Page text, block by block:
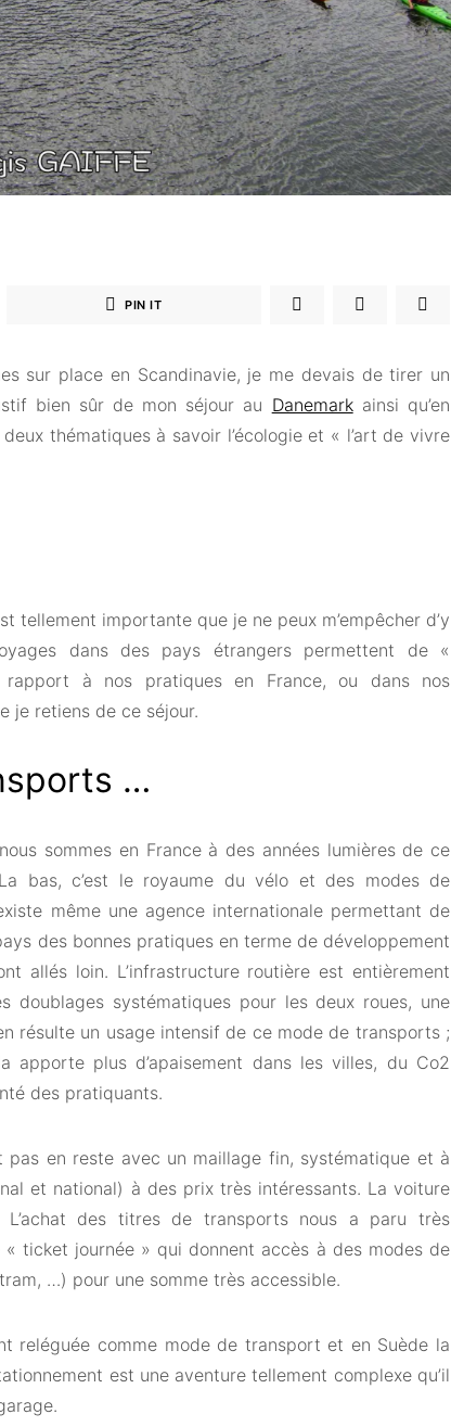
PIN IT
sur place en Scandinavie, je me devais de tirer un
bien sûr de mon séjour au Danemarkainsi qu’en
deux thématiques à savoir l’écologie et « l’art de vivre
tellement importante que je ne peux m’empêcher d’y
dans des pays étrangers permettent de «
rapport à nos pratiques en France, ou dans nos
je retiens de ce séjour.
…
sommes en France à des années lumières de ce
bas, c’est le royaume du vélo et des modes de
même une agence internationale permettant de
des bonnes pratiques en terme de développement
allés loin. L’infrastructure routière est entièrement
doublages systématiques pour les deux roues, une
résulte un usage intensif de ce mode de transports ;
apporte plus d’apaisement dans les villes, du Co2
des pratiquants.
pas en reste avec un maillage fin, systématique et à
et national) à des prix très intéressants. La voiture
L’achat des titres de transports nous a paru très
ticket journée » qui donnent accès à des modes de
…) pour une somme très accessible.
reléguée comme mode de transport et en Suède la
est une aventure tellement complexe qu’il